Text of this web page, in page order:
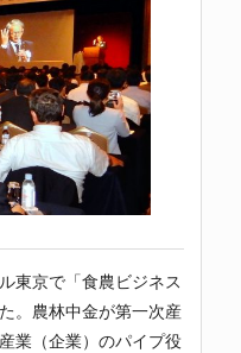
東京で「食農ビジネス
。農林中金が第一次産
業（企業）のパイプ役